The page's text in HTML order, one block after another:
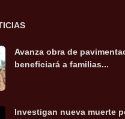
Avanza obra de
beneficiará a familias...
Investigan nueva muerte